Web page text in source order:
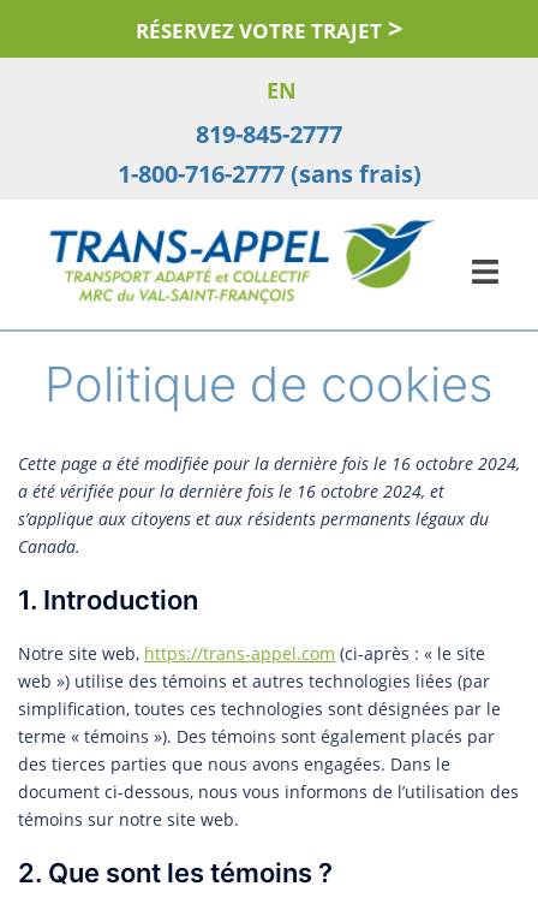
RÉSERVEZ VOTRE TRAJET
EN
819-845-2777
1-800-716-2777 (sans frais)
Politique de cookies
Cette page a été modifiée pour la dernière fois le 16 octobre 2024,
a été vérifiée pour la dernière fois le 16 octobre 2024, et
s’applique aux citoyens et aux résidents permanents légaux du
Canada.
1. Introduction
Notre site web, https://trans-appel.com (ci-après : « le site
web ») utilise des témoins et autres technologies liées (par
simplification, toutes ces technologies sont désignées par le
terme « témoins »). Des témoins sont également placés par
des tierces parties que nous avons engagées. Dans le
document ci-dessous, nous vous informons de l’utilisation des
témoins sur notre site web.
2. Que sont les témoins ?